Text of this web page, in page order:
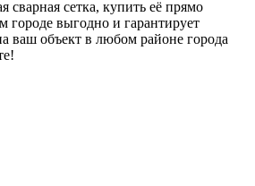
сварная сетка, купить её прямо
городе выгодно и гарантирует
ваш объект в любом районе города